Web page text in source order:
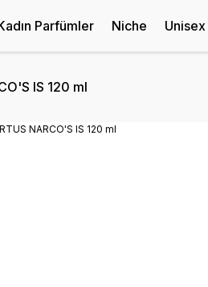
Parfümler Niche Unisex
IS 120 ml